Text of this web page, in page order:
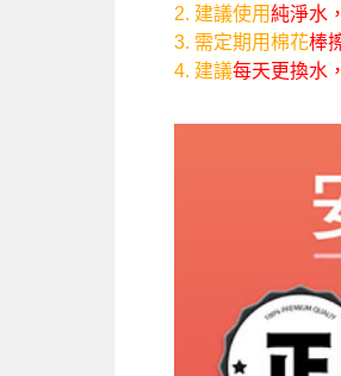
2. 建議使用純淨水
3. 需定期用棉花棒
4. 建議每天更換水